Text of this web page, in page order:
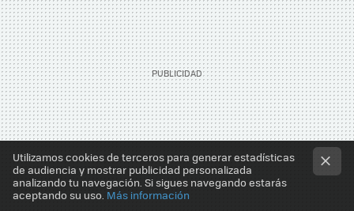
Utilizamos cookies de terceros para generar estadísticas
de audiencia y mostrar publicidad personalizada
analizando tu navegación. Si sigues navegando estarás
aceptando su uso. Más información